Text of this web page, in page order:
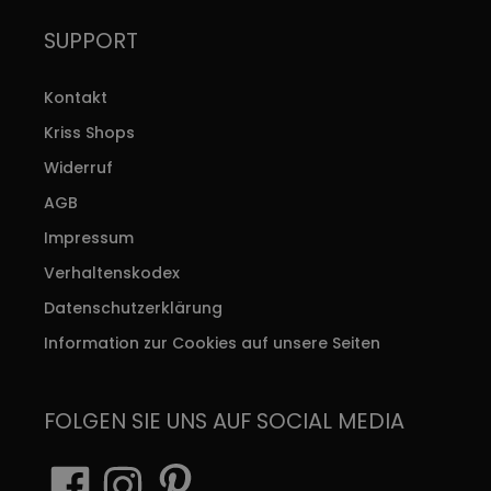
SUPPORT
Kontakt
Kriss Shops
Widerruf
AGB
Impressum
Verhaltenskodex
Datenschutzerklärung
Information zur Cookies auf unsere Seiten
FOLGEN SIE UNS AUF SOCIAL MEDIA